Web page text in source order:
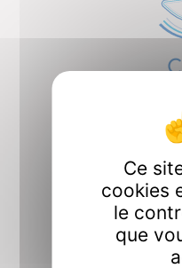
et
en
Ce
cookies
le
que